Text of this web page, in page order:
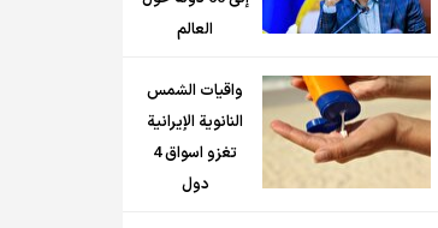
العالم
واقيات الشمس
النانوية الإيرانية
تغزو اسواق 4
دول